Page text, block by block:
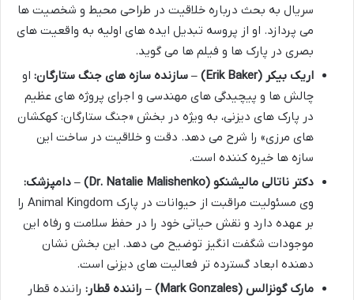
سریال به بحث درباره خلاقیت در طراحی محیط و شخصیت ها
می پردازد. او از پروسه تبدیل ایده های اولیه به واقعیت های
بصری در پارک ها و فیلم ها می گوید.
اریک بیکر (Erik Baker) – سازنده سازه های جنگ ستارگان:
او
چالش ها و پیچیدگی های مهندسی و اجرای پروژه های عظیم
در پارک های دیزنی، به ویژه در بخش «جنگ ستارگان: کهکشان
های مرزی» را شرح می دهد. دقت و خلاقیت در ساخت این
سازه ها خیره کننده است.
دکتر ناتالی مالیشنکو (Dr. Natalie Malishenko) – دامپزشک:
وی مسئولیت مراقبت از حیوانات در پارک Animal Kingdom را
بر عهده دارد و نقش حیاتی خود را در حفظ سلامت و رفاه این
موجودات شگفت انگیز توضیح می دهد. این بخش نشان
دهنده ابعاد گسترده تر فعالیت های دیزنی است.
مارک گونزالس (Mark Gonzales) – راننده قطار:
راننده قطار